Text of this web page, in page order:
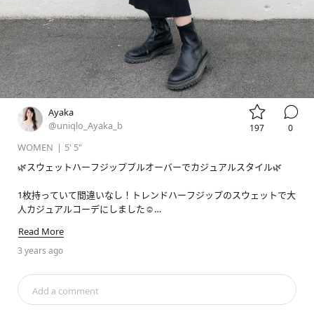
Ayaka
@uniqlo_Ayaka_b

197

0
WOMEN | 5' 5"
🌿スウェットハーフジッププルオーバーでカジュアルスタイル🌿
1枚持っていて間違いなし！トレンドハーフジップのスウェットで大
人カジュアルコーデにしました☺️
なめらかな着心地でリラックスシルエットなのでお家着やお出かけ
にも！
🌿着用アイテム
#スウェットハーフジッププルオーバー
#ストレッチダブルフェ
Read More
3 years ago
Add a comment